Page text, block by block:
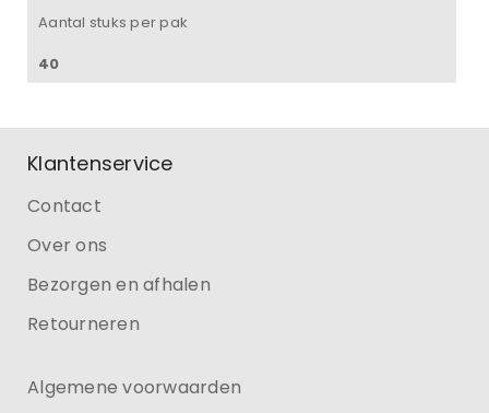
Aantal stuks per pak
40
Klantenservice
Contact
Over ons
Bezorgen en afhalen
Retourneren
Algemene voorwaarden